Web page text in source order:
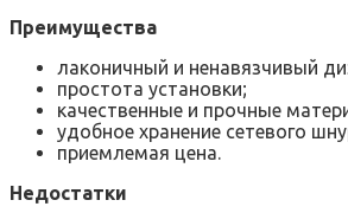
Преимущества
лаконичный и ненавязчивый
простота установки;
качественные и прочные
удобное хранение сетевого
приемлемая цена.
Недостатки